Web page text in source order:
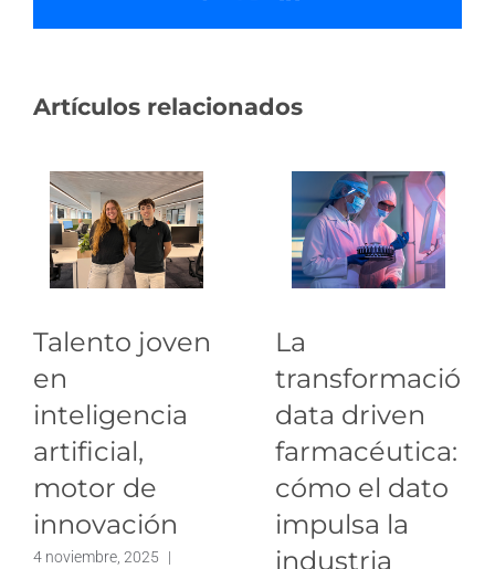
Artículos relacionados
Talento joven
en
inteligencia
artificial,
motor de
innovación
4 noviembre, 2025 |
La
transformación
data driven
farmacéutica:
cómo el dato
impulsa la
industria